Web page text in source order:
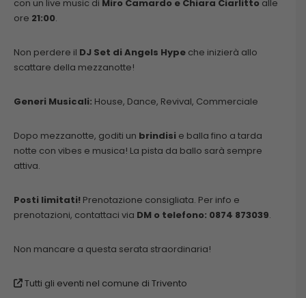
con un live music di Miro Camardo e Chiara Ciarlitto alle
ore 21:00.
Non perdere il DJ Set di Angels Hype che inizierà allo
scattare della mezzanotte!
Generi Musicali: House, Dance, Revival, Commerciale
Dopo mezzanotte, goditi un brindisi e balla fino a tarda
notte con vibes e musica! La pista da ballo sarà sempre
attiva.
Posti limitati! Prenotazione consigliata. Per info e
prenotazioni, contattaci via DM o telefono: 0874 873039.
Non mancare a questa serata straordinaria!
Tutti gli eventi nel comune di Trivento